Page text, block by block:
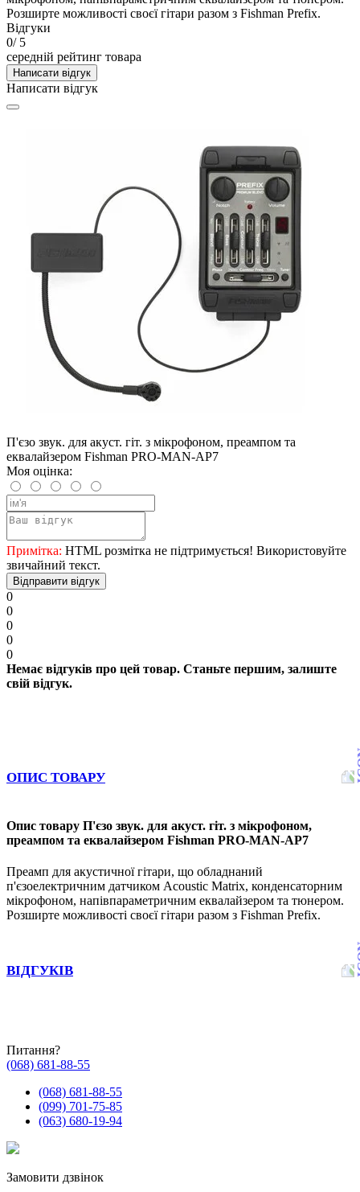
Розширте можливості своєї гітари разом з Fishman Prefix.
Відгуки
0/ 5
середній рейтинг товара
Написати відгук
Написати відгук
П'єзо звук. для акуст. гіт. з мікрофоном, преампом та
еквалайзером Fishman PRO-MAN-AP7
Моя оцінка:
Примітка: HTML розмітка не підтримується! Використовуйте
звичайний текст.
Відправити відгук
0
0
0
0
0
Немає відгуків про цей товар. Станьте першим, залиште
свій відгук.
ОПИС ТОВАРУ
Опис товару П'єзо звук. для акуст. гіт. з мікрофоном,
преампом та еквалайзером Fishman PRO-MAN-AP7
Преамп для акустичної гітари, що обладнаний
п'єзоелектричним датчиком Acoustic Matrix, конденсаторним
мікрофоном, напівпараметричним еквалайзером та тюнером.
Розширте можливості своєї гітари разом з Fishman Prefix.
ВІДГУКІВ
Питання?
(068) 681-88-55
(068) 681-88-55
(099) 701-75-85
(063) 680-19-94
Замовити дзвінок